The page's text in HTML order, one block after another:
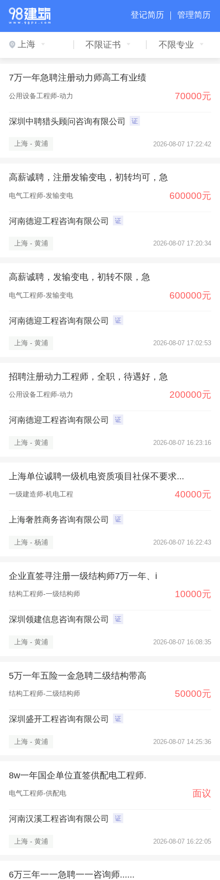
登记简历 ｜ 管理简历
上海 不限证书 不限专业
7万一年急聘注册动力师高工有业绩
公用设备工程师-动力 70000元
深圳中聘猎头顾问咨询有限公司 证
上海 - 黄浦 2026-08-07 17:22:42
高薪诚聘，注册发输变电，初转均可，急
电气工程师-发输变电 600000元
河南德迎工程咨询有限公司 证
上海 - 黄浦 2026-08-07 17:20:34
高薪诚聘，发输变电，初转不限，急
电气工程师-发输变电 600000元
河南德迎工程咨询有限公司 证
上海 - 黄浦 2026-08-07 17:02:53
招聘注册动力工程师，全职，待遇好，急
公用设备工程师-动力 200000元
河南德迎工程咨询有限公司 证
上海 - 黄浦 2026-08-07 16:23:16
上海单位诚聘一级机电资质项目社保不要求...
一级建造师-机电工程 40000元
上海奢胜商务咨询有限公司 证
上海 - 杨浦 2026-08-07 16:22:43
企业直签寻注册一级结构师7万一年、i
结构工程师-一级结构师 10000元
深圳领建信息咨询有限公司 证
上海 - 黄浦 2026-08-07 16:08:35
5万一年五险一金急聘二级结构带高
结构工程师-二级结构师 50000元
深圳盛开工程咨询有限公司 证
上海 - 黄浦 2026-08-07 14:25:36
8w一年国企单位直签供配电工程师.
电气工程师-供配电 面议
河南汉溪工程咨询有限公司 证
上海 - 黄浦 2026-08-07 16:22:05
6万三年一一急聘一一咨询师......